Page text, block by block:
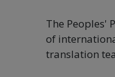
The Peoples'
of
translation